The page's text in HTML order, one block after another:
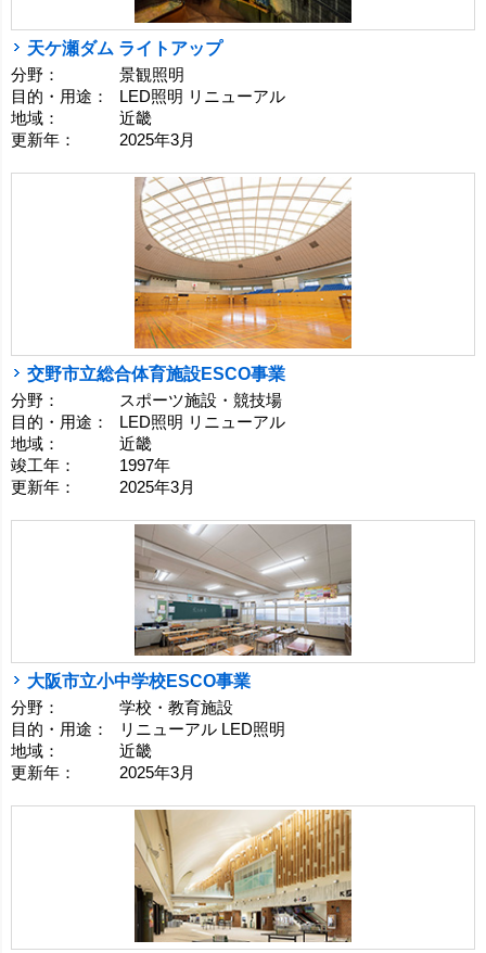
天ケ瀬ダム ライトアップ
分野：
景観照明
目的・用途：
LED照明 リニューアル
地域：
近畿
更新年：
2025年3月
交野市立総合体育施設ESCO事業
分野：
スポーツ施設・競技場
目的・用途：
LED照明 リニューアル
地域：
近畿
竣工年：
1997年
更新年：
2025年3月
大阪市立小中学校ESCO事業
分野：
学校・教育施設
目的・用途：
リニューアル LED照明
地域：
近畿
更新年：
2025年3月